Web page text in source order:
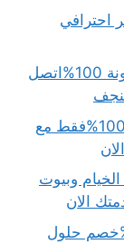
احترافي
شركة تنظيف نجف بالرياض بجودة مضمونة 100%اتصل
تخلص من البقع والأوساخ في مفروشاتك100%فقط مع
وبيوت
حشرات بالمزاحمية بـ35%خصم حلول